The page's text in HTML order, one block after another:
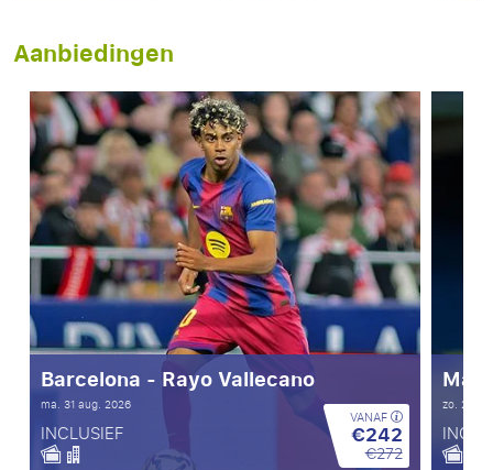
Aanbiedingen
Barcelona - Rayo Vallecano
ma. 31 aug. 2026
INCLUSIEF
VANAF
€242
€272
zo. 23